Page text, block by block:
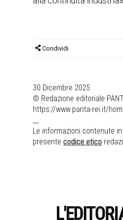
Condividi
30 Dicembre 2025
© Redazione editoriale
https://www.panta-rei.it/
Le informazioni contenute
presentecodice etico